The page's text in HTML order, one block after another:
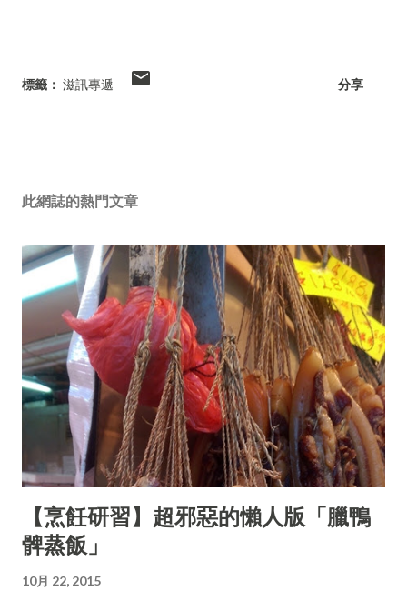
標籤： 滋訊專遞 分享
此網誌的熱門文章
【烹飪研習】超邪惡的懶人版「臘鴨
髀蒸飯」
10月 22, 2015